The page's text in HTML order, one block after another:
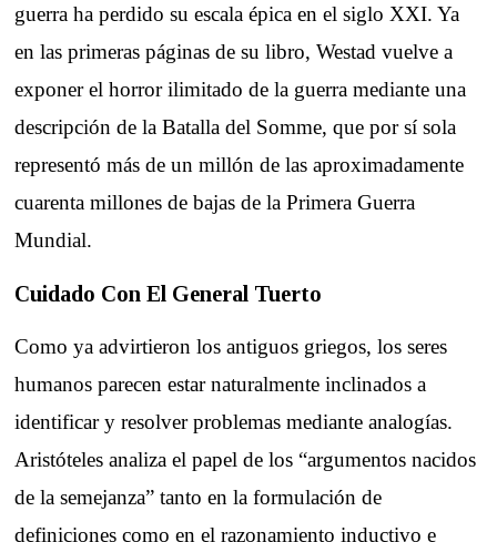
guerra ha perdido su escala épica en el siglo XXI. Ya
en las primeras páginas de su libro, Westad vuelve a
exponer el horror ilimitado de la guerra mediante una
descripción de la Batalla del Somme, que por sí sola
representó más de un millón de las aproximadamente
cuarenta millones de bajas de la Primera Guerra
Mundial.
Cuidado Con El General Tuerto
Como ya advirtieron los antiguos griegos, los seres
humanos parecen estar naturalmente inclinados a
identificar y resolver problemas mediante analogías.
Aristóteles analiza el papel de los “argumentos nacidos
de la semejanza” tanto en la formulación de
definiciones como en el razonamiento inductivo e